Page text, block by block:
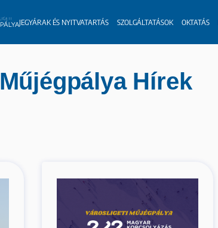
JEGYÁRAK ÉS NYITVATARTÁS SZOLGÁLTATÁSOK OKTATÁS
Műjégpálya Hírek